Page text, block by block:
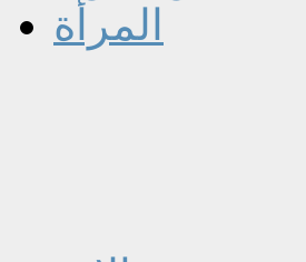
المرأة